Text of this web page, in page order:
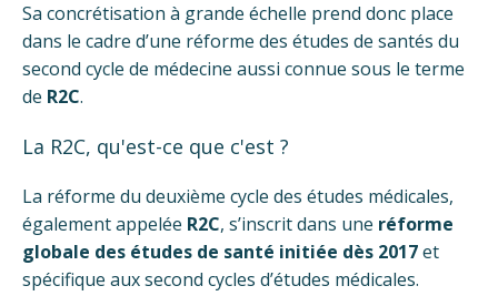
Sa concrétisation à grande échelle prend donc place
dans le cadre d’une réforme des études de santés du
second cycle de médecine aussi connue sous le terme
de R2C.
La R2C, qu'est-ce que c'est ?
La réforme du deuxième cycle des études médicales,
également appelée R2C, s’inscrit dans une réforme
globale des études de santé initiée dès 2017et
spécifique aux second cycles d’études médicales.